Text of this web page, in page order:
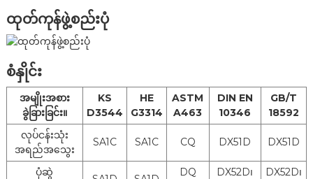
ထုတ်ကုန်ဖွဲ့စည်းပုံ
စံနှိုင်း
အမျိုးအစား
ခွဲခြားခြင်း။
KS
D3544
HE
G3314
ASTM
A463
DIN EN
10346
GB/T
18592
လုပ်ငန်းသုံး
အရည်အသွေး
SA1C SA1C CQ DX51D DX51D
ပုံဆွဲ
DQ
DX52D၊
DX52D၊
Post
ပန်းချီအကြိုကုသမှု
Vinyl Resin Paint Silicone Resin ပန်းချီ
Phenolic Resin ဆေးသည် Polyurethane
ယွန်းဆေးမဟုတ်သော
MOQ